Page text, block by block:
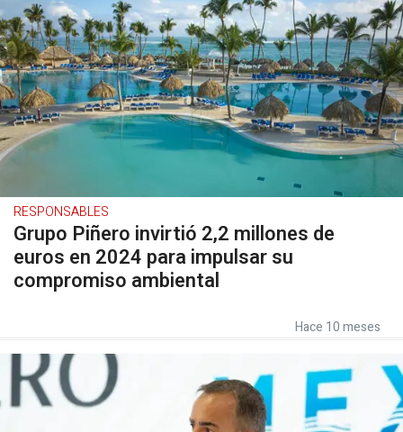
RESPONSABLES
Grupo Piñero invirtió 2,2 millones de
euros en 2024 para impulsar su
compromiso ambiental
Hace 10 meses